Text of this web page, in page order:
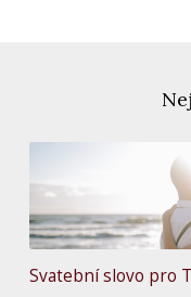
Svatební slovo pro